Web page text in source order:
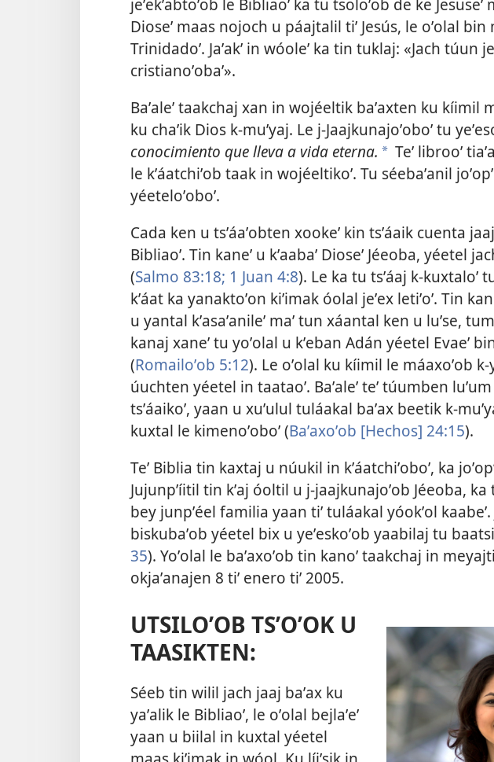
Dioseʼ maas nojoch u páajtalil tiʼ Jesús, le oʼolal bin
Trinidadoʼ. Jaʼakʼ in wóoleʼ ka tin tuklaj: «Jach túun
cristianoʼobaʼ».
Baʼaleʼ taakchaj xan in wojéeltik baʼaxten ku kíimil
ku chaʼik Dios k-muʼyaj. Le j-Jaajkunajoʼoboʼ tu
conocimiento que lleva a vida eterna. * Teʼ librooʼ
le kʼáatchiʼob taak in wojéeltikoʼ. Tu séebaʼanil
yéeteloʼoboʼ.
Cada ken u tsʼáaʼobten xookeʼ kin tsʼáaik cuenta
Bibliaoʼ. Tin kaneʼ u kʼaabaʼ Dioseʼ Jéeoba, yéetel
(Salmo 83:18; 1 Juan 4:8). Le ka tu tsʼáaj k-kuxtaloʼ
kʼáat ka yanaktoʼon kiʼimak óolal jeʼex letiʼoʼ. Tin
u yantal kʼasaʼanileʼ maʼ tun xáantal ken u luʼse,
kanaj xaneʼ tu yoʼolal u kʼeban Adán yéetel Evaeʼ
(Romailoʼob 5:12). Le oʼolal ku kíimil le máaxoʼob k-
úuchten yéetel in taataoʼ. Baʼaleʼ teʼ túumben
tsʼáaikoʼ, yaan u xuʼulul tuláakal baʼax beetik k-
kuxtal le kimenoʼoboʼ (Baʼaxoʼob [Hechos] 24:15).
Teʼ Biblia tin kaxtaj u núukil in kʼáatchiʼoboʼ, ka
Jujunpʼíitil tin kʼaj óoltil u j-jaajkunajoʼob Jéeoba,
bey junpʼéel familia yaan tiʼ tuláakal yóokʼol
biskubaʼob yéetel bix u yeʼeskoʼob yaabilaj tu
35). Yoʼolal le baʼaxoʼob tin kanoʼ taakchaj in
okjaʼanajen 8 tiʼ enero tiʼ 2005.
UTSILOʼOB TSʼOʼOK U
TAASIKTEN:
Séeb tin wilil jach jaaj baʼax ku
yaʼalik le Bibliaoʼ, le oʼolal bejlaʼeʼ
yaan u biilal in kuxtal yéetel